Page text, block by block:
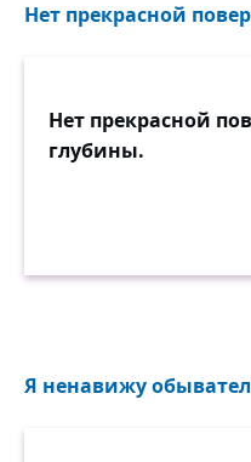
Нет прекрасной
Нет прекрасной
глубины.
Я ненавижу